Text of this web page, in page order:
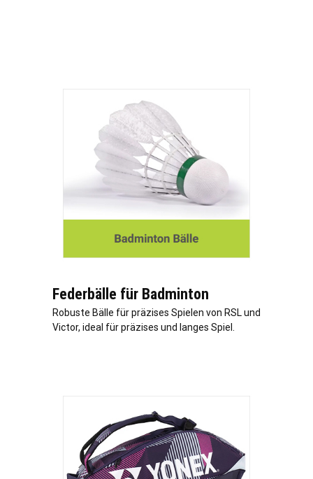
Federbälle für Badminton
Robuste Bälle für präzises Spielen von RSL und
Victor, ideal für präzises und langes Spiel.